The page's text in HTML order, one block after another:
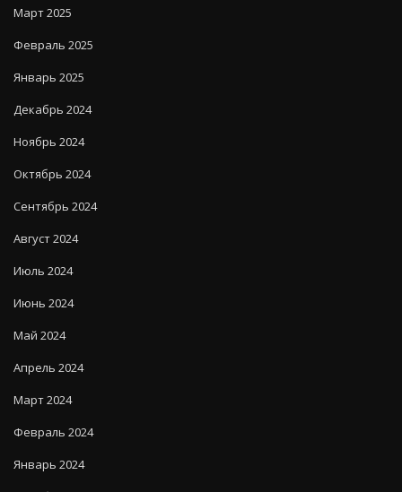
Март 2025
Февраль 2025
Январь 2025
Декабрь 2024
Ноябрь 2024
Октябрь 2024
Сентябрь 2024
Август 2024
Июль 2024
Июнь 2024
Май 2024
Апрель 2024
Март 2024
Февраль 2024
Январь 2024